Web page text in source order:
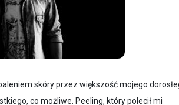
skóry przez większość mojego
co możliwe. Peeling, który polecił mi